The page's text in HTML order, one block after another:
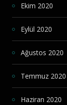
Ekim 2020
Eylül 2020
Ağustos 2020
Temmuz 2020
Haziran 2020